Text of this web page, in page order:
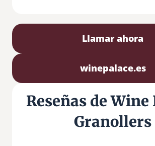
Llamar ahora
winepalace.es
Reseñas de Wine
Granollers